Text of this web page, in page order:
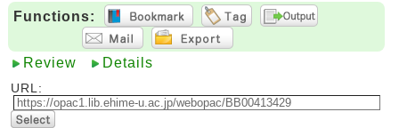
Functions:
Review Details
URL: